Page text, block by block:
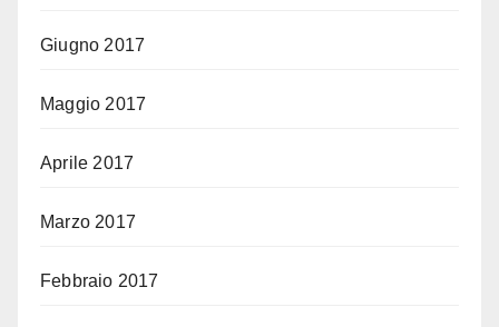
Giugno 2017
Maggio 2017
Aprile 2017
Marzo 2017
Febbraio 2017